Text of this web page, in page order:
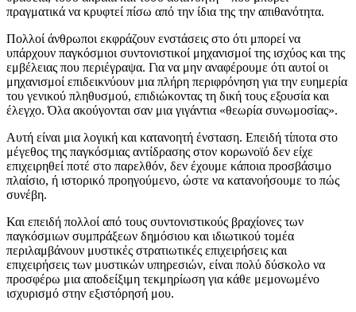
πραγματικά να κρυφτεί πίσω από την ίδια της την απιθανότητα.
Πολλοί άνθρωποι εκφράζουν ενστάσεις στο ότι μπορεί να
υπάρχουν παγκόσμιοι συντονιστικοί μηχανισμοί της ισχύος και της
εμβέλειας που περιέγραψα. Για να μην αναφέρουμε ότι αυτοί οι
μηχανισμοί επιδεικνύουν μια πλήρη περιφρόνηση για την ευημερία
του γενικού πληθυσμού, επιδιώκοντας τη δική τους εξουσία και
έλεγχο. Όλα ακούγονται σαν μια γιγάντια «θεωρία συνωμοσίας».
Αυτή είναι μια λογική και κατανοητή ένσταση. Επειδή τίποτα στο
μέγεθος της παγκόσμιας αντίδρασης στον κορωνοϊό δεν είχε
επιχειρηθεί ποτέ στο παρελθόν, δεν έχουμε κάποια προσβάσιμο
πλαίσιο, ή ιστορικό προηγούμενο, ώστε να κατανοήσουμε το πώς
συνέβη.
Και επειδή πολλοί από τους συντονιστικούς βραχίονες των
παγκόσμιων συμπράξεων δημόσιου και ιδιωτικού τομέα
περιλαμβάνουν μυστικές στρατιωτικές επιχειρήσεις και
επιχειρήσεις των μυστικών υπηρεσιών, είναι πολύ δύσκολο να
προσφέρω μια αποδείξιμη τεκμηρίωση για κάθε μεμονωμένο
ισχυρισμό στην εξιστόρησή μου.